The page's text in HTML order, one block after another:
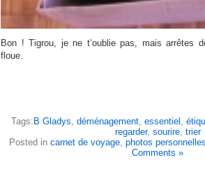
Bon ! Tigrou, je ne t’oublie pas, mais arrêtes
floue.
Tags:B Gladys déménagement, essentiel
regarder, sourire, trier
Posted in carnet de voyage photos
Comments »